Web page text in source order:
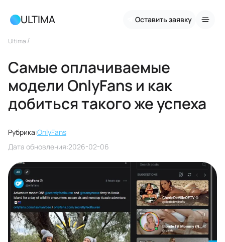
ULTIMA Оставить заявку
Ultima /
Самые оплачиваемые
модели OnlyFans и как
добиться такого же успеха
Рубрика:OnlyFans
Дата обновления:2026-02-06